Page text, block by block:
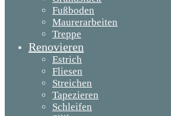
Fußboden
Maurerarbeiten
Treppe
Renovieren
Estrich
Fliesen
Streichen
Tapezieren
Schleifen